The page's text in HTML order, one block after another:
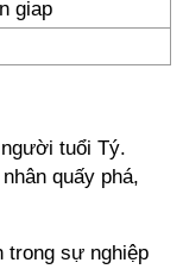
tuổi Tý.
quấy phá,
sự nghiệp